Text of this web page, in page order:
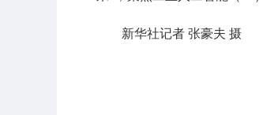
新华社记者 张豪夫 摄